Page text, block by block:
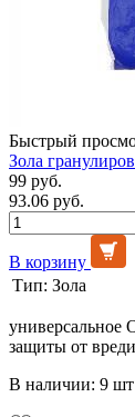
Быстрый
Зола
99 руб.
93.06 руб.
В корзину
Тип: Зола
универсальное
защиты от
В наличии: 9 шт